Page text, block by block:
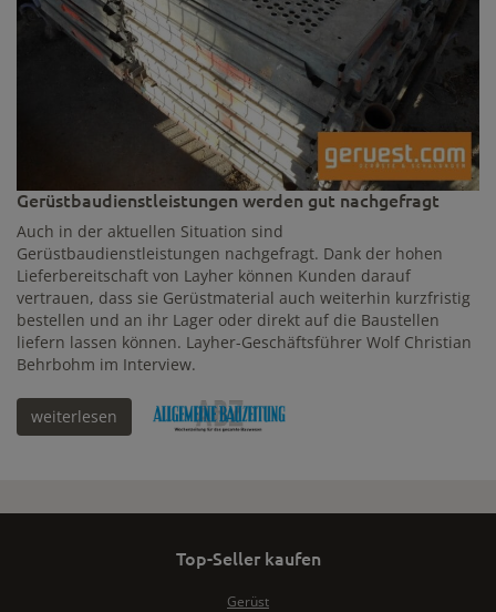
Gerüstbaudienstleistungen werden gut nachgefragt
Auch in der aktuellen Situation sind
Gerüstbaudienstleistungen nachgefragt. Dank der hohen
Lieferbereitschaft von Layher können Kunden darauf
vertrauen, dass sie Gerüstmaterial auch weiterhin kurzfristig
bestellen und an ihr Lager oder direkt auf die Baustellen
liefern lassen können. Layher-Geschäftsführer Wolf Christian
Behrbohm im Interview.
weiterlesen
Top-Seller kaufen
Gerüst